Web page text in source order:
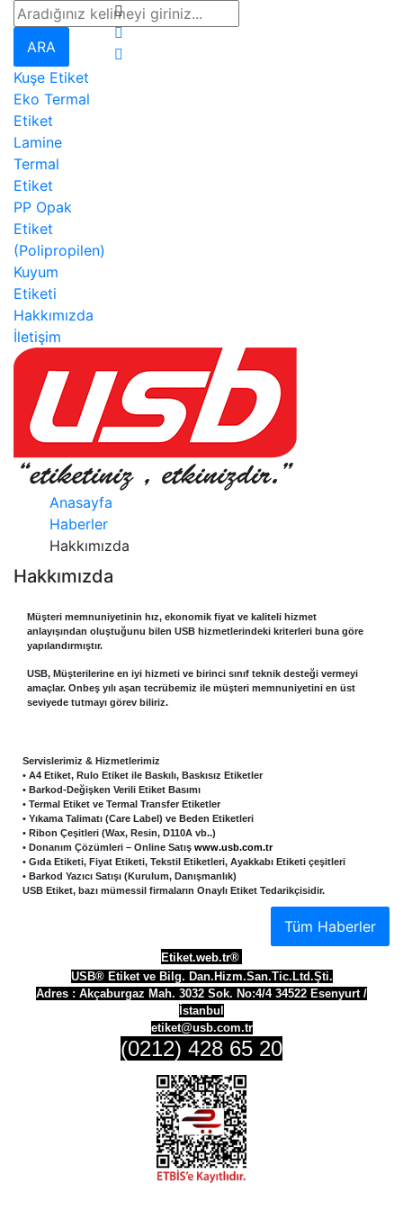
ARA
Kuşe Etiket
Eko Termal
Etiket
Lamine
Termal
Etiket
PP Opak
Etiket
(Polipropilen)
Kuyum
Etiketi
Hakkımızda
İletişim
Anasayfa
Haberler
Hakkımızda
Hakkımızda
Müşteri memnuniyetinin hız, ekonomik fiyat ve kaliteli hizmet
anlayışından oluştuğunu bilen USB hizmetlerindeki kriterleri buna göre
yapılandırmıştır.
USB, Müşterilerine en iyi hizmeti ve birinci sınıf teknik desteği vermeyi
amaçlar. Onbeş yılı aşan tecrübemiz ile müşteri memnuniyetini en üst
seviyede tutmayı görev biliriz.
Servislerimiz & Hizmetlerimiz
• A4 Etiket, Rulo Etiket ile Baskılı, Baskısız Etiketler
• Barkod-Değişken Verili Etiket Basımı
• Termal Etiket ve Termal Transfer Etiketler
• Yıkama Talimatı (Care Label) ve Beden Etiketleri
• Ribon Çeşitleri (Wax, Resin, D110A vb..)
• Donanım Çözümleri – Online Satış www.usb.com.tr
• Gıda Etiketi, Fiyat Etiketi, Tekstil Etiketleri, Ayakkabı Etiketi çeşitleri
• Barkod Yazıcı Satışı (Kurulum, Danışmanlık)
USB Etiket, bazı mümessil firmaların Onaylı Etiket Tedarikçisidir.
Tüm Haberler
Etiket.web.tr®
USB® Etiket ve Bilg. Dan.Hizm.San.Tic.Ltd.Şti.
Adres : Akçaburgaz Mah. 3032 Sok. No:4/4 34522 Esenyurt /
İstanbul
etiket@usb.com.tr
(0212) 428 65 20